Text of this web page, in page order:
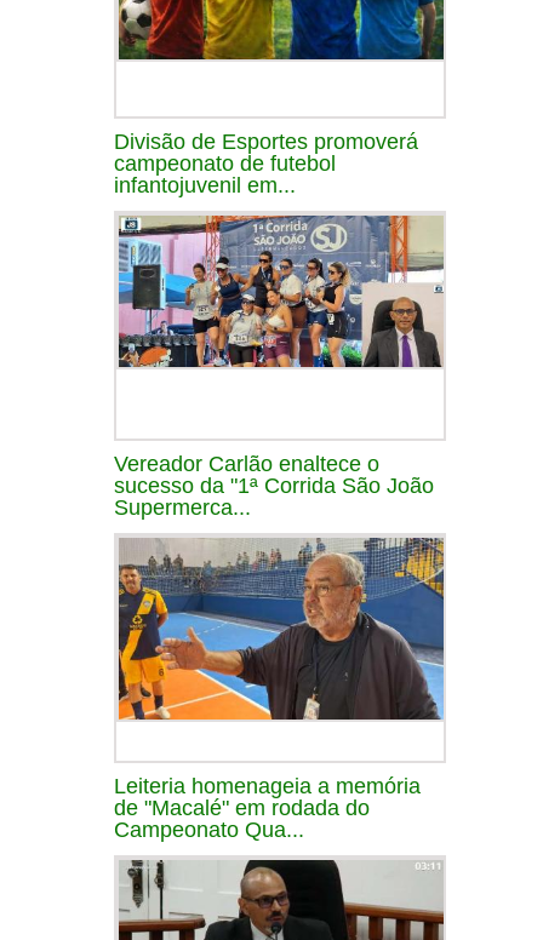
Divisão de Esportes promoverá
campeonato de futebol
infantojuvenil em...
Vereador Carlão enaltece o
sucesso da "1ª Corrida São João
Supermerca...
Leiteria homenageia a memória
de "Macalé" em rodada do
Campeonato Qua...